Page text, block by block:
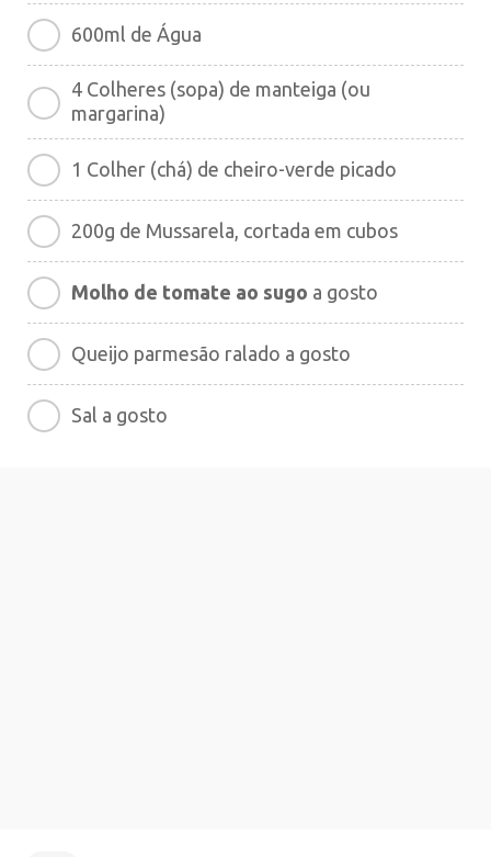
600ml de Água
4 Colheres (sopa) de manteiga (ou
margarina)
1 Colher (chá) de cheiro-verde picado
200g de Mussarela, cortada em cubos
Molho de tomate ao sugo a gosto
Queijo parmesão ralado a gosto
Sal a gosto